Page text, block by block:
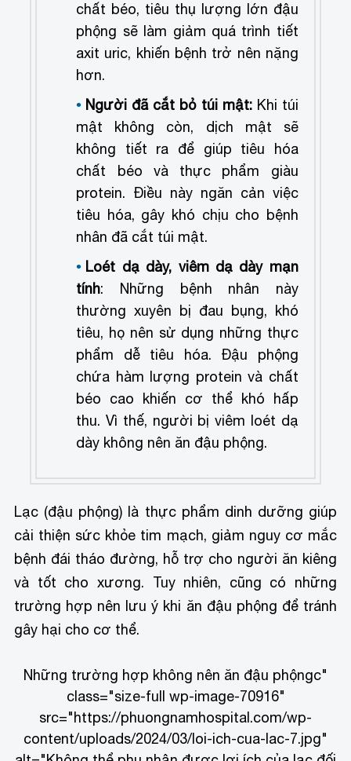
chất béo, tiêu thụ lượng lớn đậu
phộng sẽ làm giảm quá trình tiết
axit uric, khiến bệnh trở nên nặng
hơn.
Người đã cắt bỏ túi mật:Khi túi
mật không còn, dịch mật sẽ
không tiết ra để giúp tiêu hóa
chất béo và thực phẩm giàu
protein. Điều này ngăn cản việc
tiêu hóa, gây khó chịu cho bệnh
nhân đã cắt túi mật.
Loét dạ dày, viêm dạ dày mạn
tính: Những bệnh nhân này
thường xuyên bị đau bụng, khó
tiêu, họ nên sử dụng những thực
phẩm dễ tiêu hóa. Đậu phộng
chứa hàm lượng protein và chất
béo cao khiến cơ thể khó hấp
thu. Vì thế, người bị viêm loét dạ
dày không nên ăn đậu phộng.
Lạc (đậu phộng) là thực phẩm dinh dưỡng giúp
cải thiện sức khỏe tim mạch, giảm nguy cơ mắc
bệnh đái tháo đường, hỗ trợ cho người ăn kiêng
và tốt cho xương. Tuy nhiên, cũng có những
trường hợp nên lưu ý khi ăn đậu phộng để tránh
gây hại cho cơ thể.
Những trường hợp không nên ăn đậu phộngc"
class="size-full wp-image-70916"
src="https://phuongnamhospital.com/wp-
content/uploads/2024/03/loi-ich-cua-lac-7.jpg"